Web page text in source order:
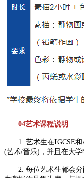
04艺术课程说明
1. 艺术生在IGCSE和A
(艺术/音乐)，并且在大学
2. 每位艺术生都会分